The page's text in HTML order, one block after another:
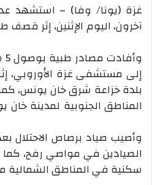
غزة (يونا/ وفا) – استشهد
آخرون، اليوم الإثنين، إثر قصف
إلى مستشفى غزة الأوروبي،
بلدة خزاعة شرق خان يونس،
المناطق الجنوبية لمدينة
وأصيب صياد برصاص الاحتلال
الصيادين في مواصي رفح،
سكنية في المناطق